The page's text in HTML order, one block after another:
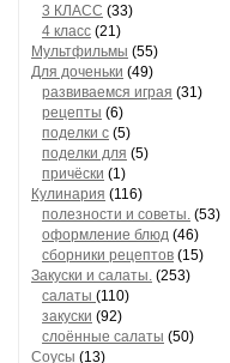
3 КЛАСС (33)
4 класс (21)
Мультфильмы (55)
Для доченьки (49)
развиваемся играя (31)
рецепты (6)
поделки с (5)
поделки для (5)
причёски (1)
Кулинария (116)
полезности и советы. (53)
оформление блюд (46)
сборники рецептов (15)
Закуски и салаты. (253)
салаты (110)
закуски (92)
слоённые салаты (50)
Соусы (13)